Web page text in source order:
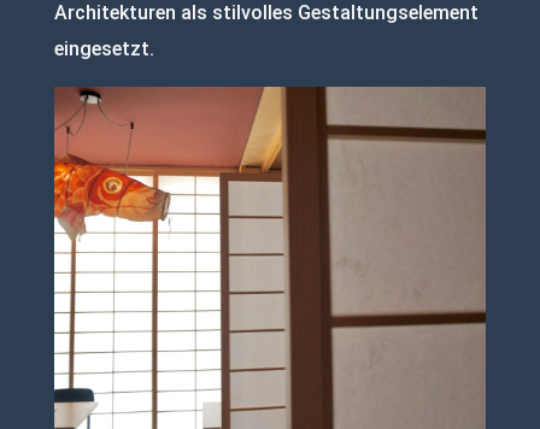
Architekturen als stilvolles Gestaltungselement
eingesetzt.